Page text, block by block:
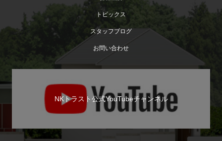
トピックス
スタッフブログ
お問い合わせ
NKトラスト公式YouTubeチャンネル